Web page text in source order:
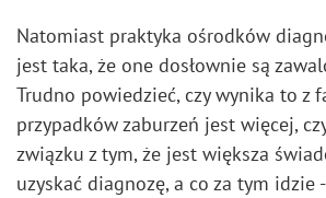
Natomiast praktyka ośrodków
jest taka, że one dosłownie są
Trudno powiedzieć, czy wynika to z
przypadków zaburzeń jest więcej,
związku z tym, że jest większa
uzyskać diagnozę, a co za tym idzie